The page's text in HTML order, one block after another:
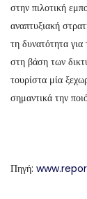
στην πιλοτική
αναπτυξιακή
τη δυνατότητα
στη βάση των
τουρίστα μία
σημαντικά την
Πηγή: